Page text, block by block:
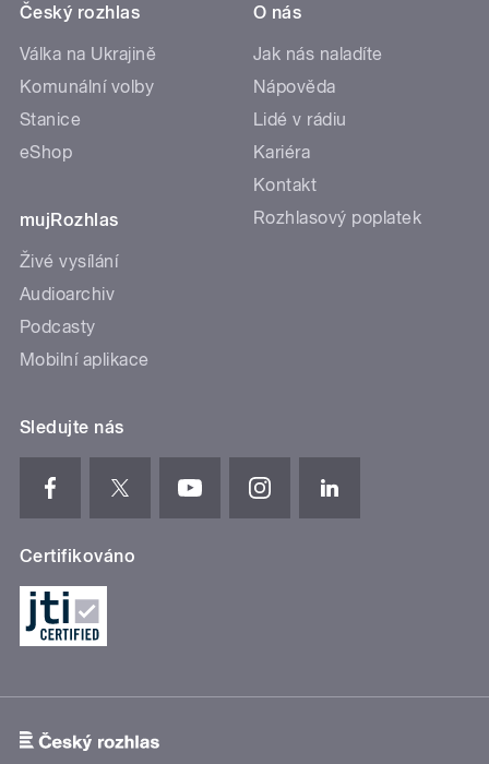
Český rozhlas
Válka na Ukrajině
Komunální volby
Stanice
eShop
mujRozhlas
Živé vysílání
Audioarchiv
Podcasty
Mobilní aplikace
O nás
Jak nás naladíte
Nápověda
Lidé v rádiu
Kariéra
Kontakt
Rozhlasový poplatek
Sledujte nás
Certifikováno